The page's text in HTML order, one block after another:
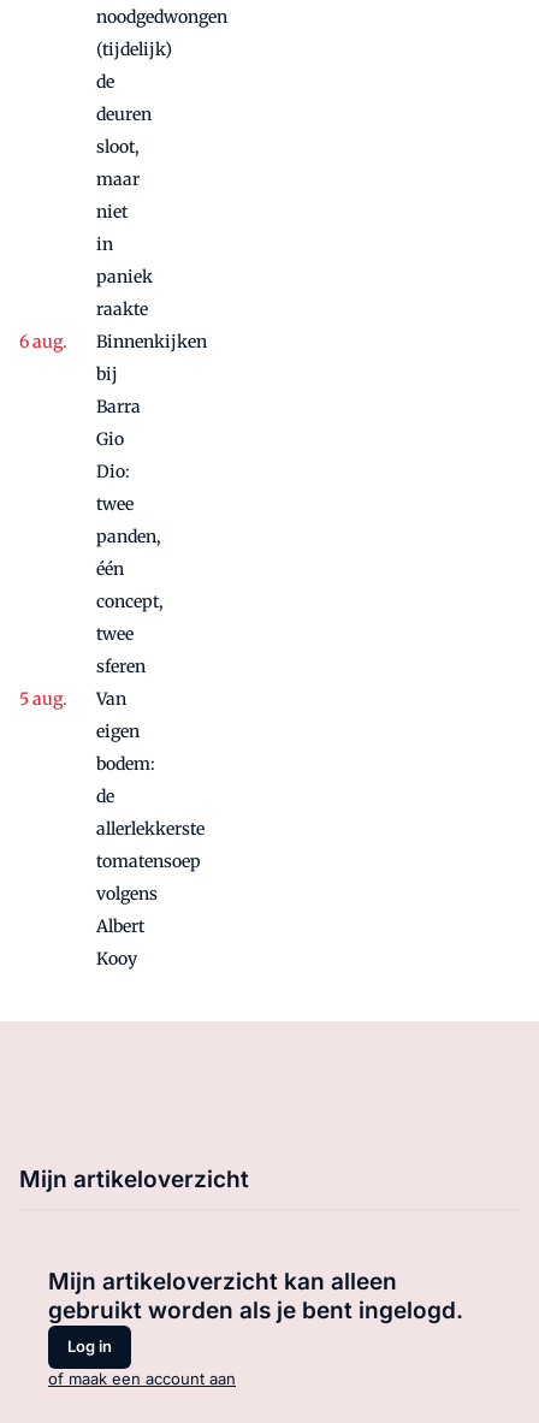
noodgedwongen
(tijdelijk)
de
deuren
sloot,
maar
niet
in
paniek
raakte
Binnenkijken
bij
Barra
Gio
Dio:
twee
panden,
één
concept,
twee
sferen
Van
eigen
bodem:
de
allerlekkerste
tomatensoep
volgens
Albert
Kooy
Mijn artikeloverzicht
Mijn artikeloverzicht kan alleen
gebruikt worden als je bent ingelogd.
Log in
of maak een account aan